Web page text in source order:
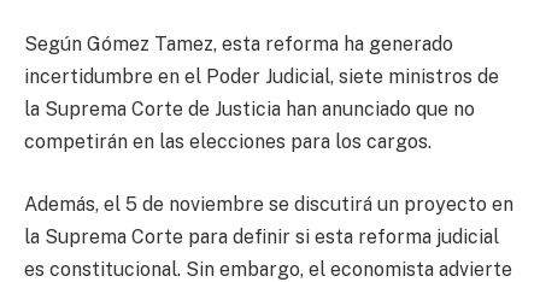
Según Gómez Tamez, esta reforma ha generado
incertidumbre en el Poder Judicial, siete ministros de
la Suprema Corte de Justicia han anunciado que no
competirán en las elecciones para los cargos.
Además, el 5 de noviembre se discutirá un proyecto en
la Suprema Corte para definir si esta reforma judicial
es constitucional. Sin embargo, el economista advierte